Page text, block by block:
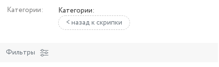
Категории:
Категории:
< назад к скрипки
Фильтры